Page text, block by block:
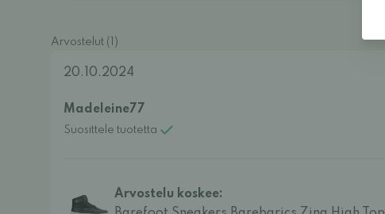
Arvostelut (1)
20.10.2024
Madeleine77
Suosittele tuotetta
Arvostelu koskee: